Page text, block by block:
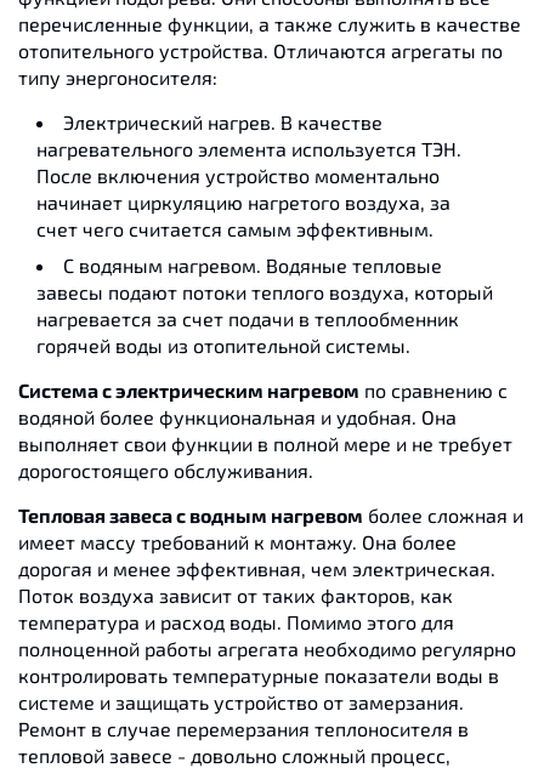
перечисленные функции, а также служить в качестве
отопительного устройства. Отличаются агрегаты по
типу энергоносителя:
Электрический нагрев. В качестве
нагревательного элемента используется ТЭН.
После включения устройство моментально
начинает циркуляцию нагретого воздуха, за
счет чего считается самым эффективным.
С водяным нагревом. Водяные тепловые
завесы подают потоки теплого воздуха, который
нагревается за счет подачи в теплообменник
горячей воды из отопительной системы.
Система с электрическим нагревом по сравнению с
водяной более функциональная и удобная. Она
выполняет свои функции в полной мере и не требует
дорогостоящего обслуживания.
Тепловая завеса с водным нагревом более сложная и
имеет массу требований к монтажу. Она более
дорогая и менее эффективная, чем электрическая.
Поток воздуха зависит от таких факторов, как
температура и расход воды. Помимо этого для
полноценной работы агрегата необходимо регулярно
контролировать температурные показатели воды в
системе и защищать устройство от замерзания.
Ремонт в случае перемерзания теплоносителя в
тепловой завесе - довольно сложный процесс,